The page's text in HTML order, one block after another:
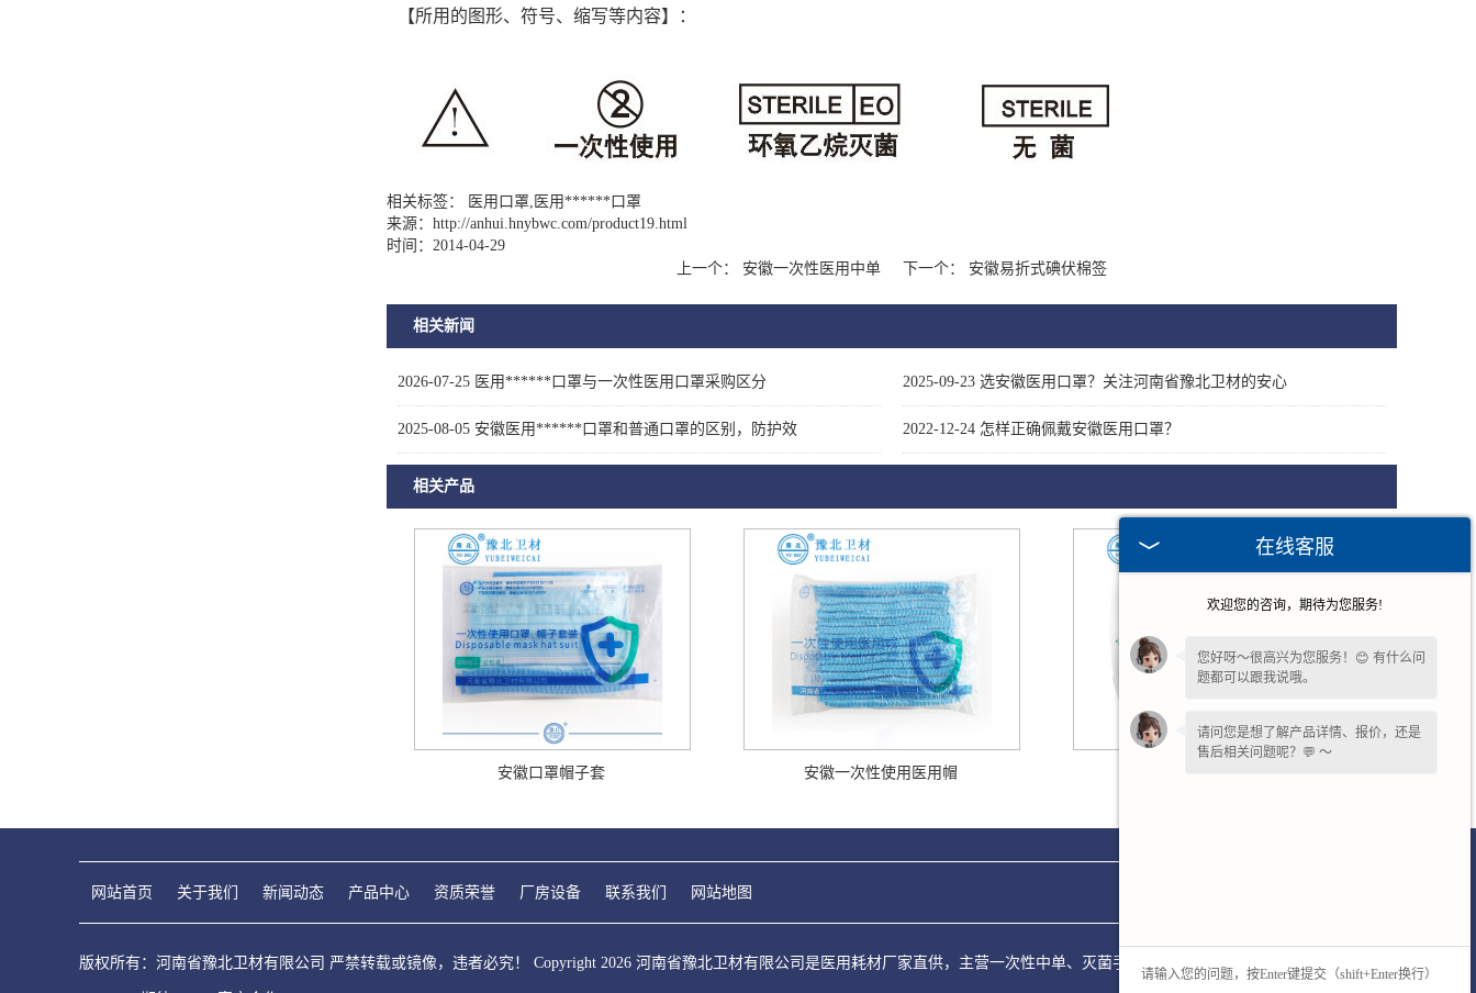
【所用的图形、符号、缩写等内容】：
相关标签： 医用口罩,医用******口罩
来源： http://anhui.hnybwc.com/product19.html
时间：2014-04-29
上一个：
安徽一次性医用中单 下一个： 安徽易折式碘伏棉签
相关新闻
2026-07-25 医用******口罩与一次性医用口罩采购区分 2025-09-23 选安徽医用口罩？关注河南省豫北卫材的安心
2025-08-05 安徽医用******口罩和普通口罩的区别，防护效 2022-12-24 怎样正确佩戴安徽医用口罩？
相关产品
安徽口罩帽子套 安徽一次性使用医用帽
网站首页 关于我们 新闻动态 产品中心 资质荣誉 厂房设备 联系我们 网站地图
版权所有：河南省豫北卫材有限公司 严禁转载或镜像，违者必究！ Copyright 2026 河南省豫北卫材有限公司是医用耗材厂家直供，主营一次性中单、灭菌手套、各类无菌包，产品符合标准，售后
在线客服
欢迎您的咨询，期待为您服务!
您好呀～很高兴为您服务！😊 有什么问
题都可以跟我说哦。
请问您是想了解产品详情、报价，还是
售后相关问题呢？💬 ～